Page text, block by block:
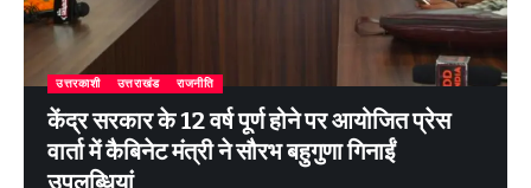
उत्तरकाशी उत्तराखंड राजनीति
केंद्र सरकार के 12 वर्ष पूर्ण होने पर आयोजित प्रेस
वार्ता में कैबिनेट मंत्री ने सौरभ बहुगुणा गिनाईं